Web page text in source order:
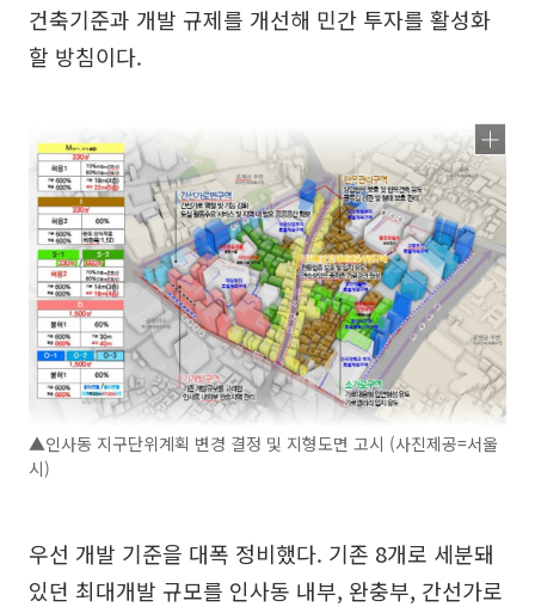
건축기준과 개발 규제를 개선해 민간 투자를 활성화
할 방침이다.
▲인사동 지구단위계획 변경 결정 및 지형도면 고시 (사진제공=서울
시)
우선 개발 기준을 대폭 정비했다. 기존 8개로 세분돼
있던 최대개발 규모를 인사동 내부, 완충부, 간선가로